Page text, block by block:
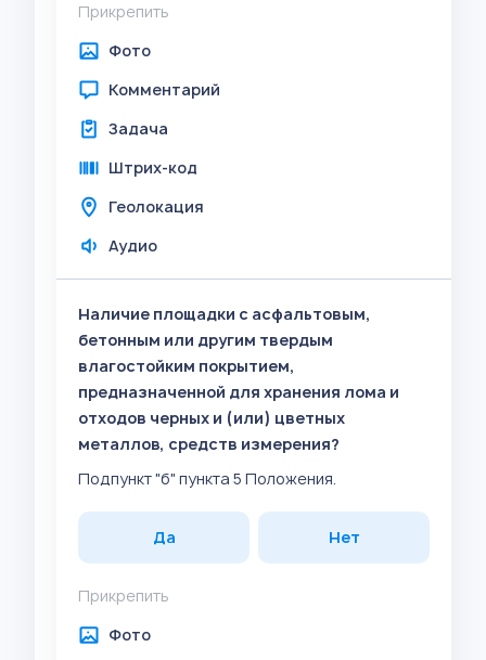
Прикрепить
Фото
Комментарий
Задача
Штрих-код
Геолокация
Аудио
Наличие площадки с асфальтовым,
бетонным или другим твердым
влагостойким покрытием,
предназначенной для хранения лома и
отходов черных и (или) цветных
металлов, средств измерения?
Подпункт "б" пункта 5 Положения.
Да Нет
Прикрепить
Фото